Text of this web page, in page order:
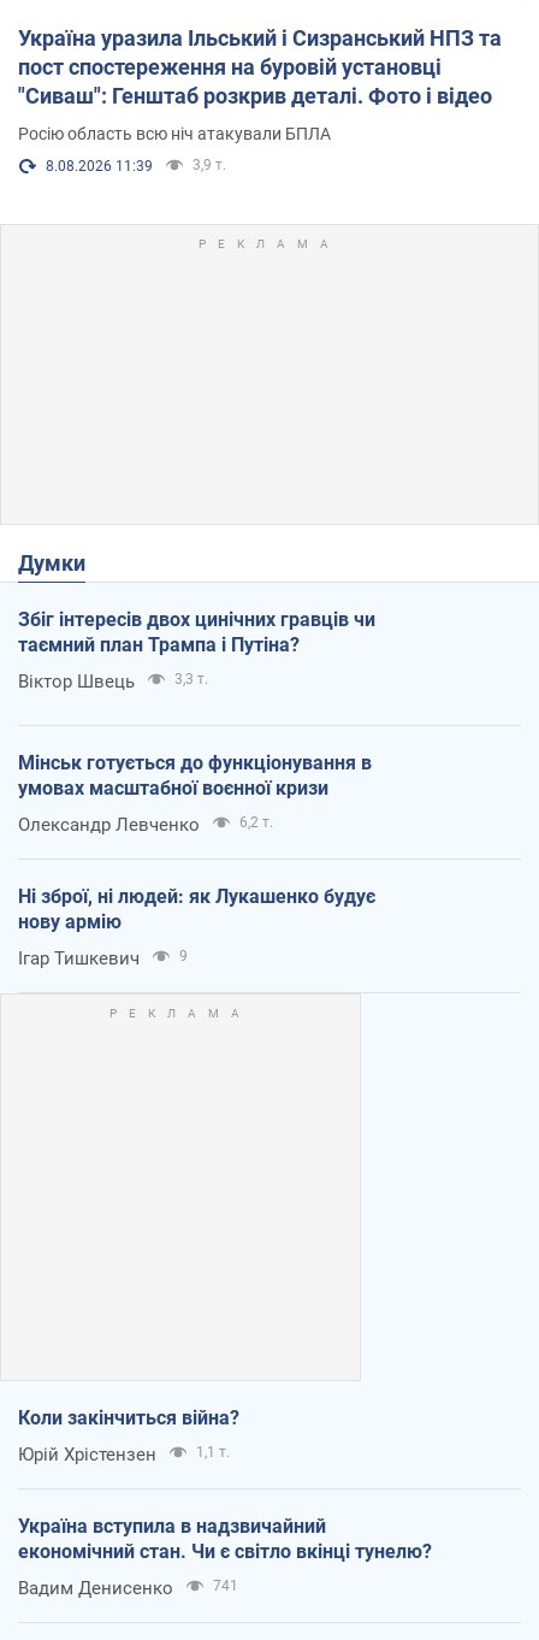
Україна уразила Ільський і Сизранський НПЗ та
пост спостереження на буровій установці
"Сиваш": Генштаб розкрив деталі. Фото і відео
Росію область всю ніч атакували БПЛА
8.08.2026 11:39 3,9 т.
Думки
Збіг інтересів двох цинічних гравців чи
таємний план Трампа і Путіна?
Віктор Швець 3,3 т.
Мінськ готується до функціонування в
умовах масштабної воєнної кризи
Олександр Левченко 6,2 т.
Ні зброї, ні людей: як Лукашенко будує
нову армію
Ігар Тишкевич 9
Коли закінчиться війна?
Юрій Хрістензен 1,1 т.
Україна вступила в надзвичайний
економічний стан. Чи є світло вкінці тунелю?
Вадим Денисенко 741